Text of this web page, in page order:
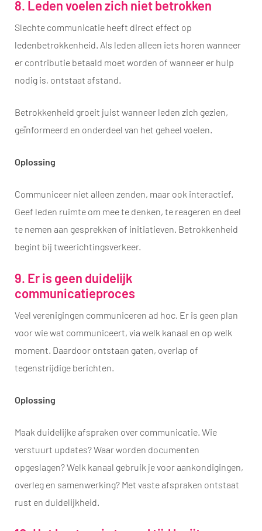
8. Leden voelen zich niet betrokken
Slechte communicatie heeft direct effect op
ledenbetrokkenheid. Als leden alleen iets horen wanneer
er contributie betaald moet worden of wanneer er hulp
nodig is, ontstaat afstand.
Betrokkenheid groeit juist wanneer leden zich gezien,
geïnformeerd en onderdeel van het geheel voelen.
Oplossing
Communiceer niet alleen zenden, maar ook interactief.
Geef leden ruimte om mee te denken, te reageren en deel
te nemen aan gesprekken of initiatieven. Betrokkenheid
begint bij tweerichtingsverkeer.
9. Er is geen duidelijk
communicatieproces
Veel verenigingen communiceren ad hoc. Er is geen plan
voor wie wat communiceert, via welk kanaal en op welk
moment. Daardoor ontstaan gaten, overlap of
tegenstrijdige berichten.
Oplossing
Maak duidelijke afspraken over communicatie. Wie
verstuurt updates? Waar worden documenten
opgeslagen? Welk kanaal gebruik je voor aankondigingen,
overleg en samenwerking? Met vaste afspraken ontstaat
rust en duidelijkheid.